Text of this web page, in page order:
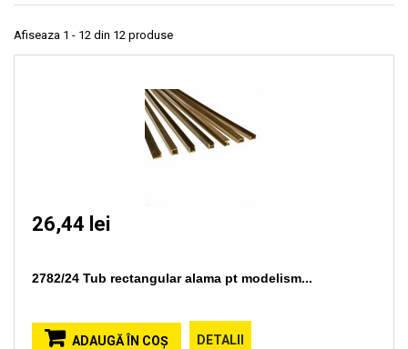
Afiseaza 1 - 12 din 12 produse
26,44 lei
2782/24 Tub rectangular alama pt modelism...
ADAUGĂ ÎN COŞ DETALII